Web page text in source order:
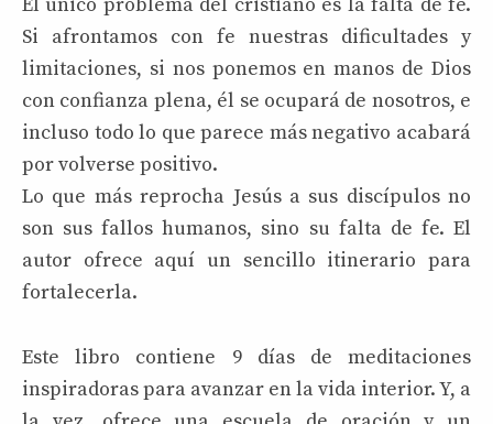
Si afrontamos con fe nuestras dificultades y
limitaciones, si nos ponemos en manos de Dios
con confianza plena, él se ocupará de nosotros, e
incluso todo lo que parece más negativo acabará
por volverse positivo.
Lo que más reprocha Jesús a sus discípulos no
son sus fallos humanos, sino su falta de fe. El
autor ofrece aquí un sencillo itinerario para
fortalecerla.
Este libro contiene 9 días de meditaciones
inspiradoras para avanzar en la vida interior. Y, a